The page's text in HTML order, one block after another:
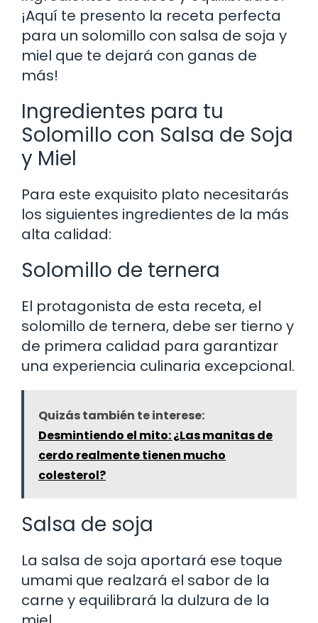
¡Aquí te presento la receta perfecta
para un solomillo con salsa de soja y
miel que te dejará con ganas de
más!
Ingredientes para tu
Solomillo con Salsa de Soja
y Miel
Para este exquisito plato necesitarás
los siguientes ingredientes de la más
alta calidad:
Solomillo de ternera
El protagonista de esta receta, el
solomillo de ternera, debe ser tierno y
de primera calidad para garantizar
una experiencia culinaria excepcional.
Quizás también te interese:
Desmintiendo el mito: ¿Las manitas de
cerdo realmente tienen mucho
colesterol?
Salsa de soja
La salsa de soja aportará ese toque
umami que realzará el sabor de la
carne y equilibrará la dulzura de la